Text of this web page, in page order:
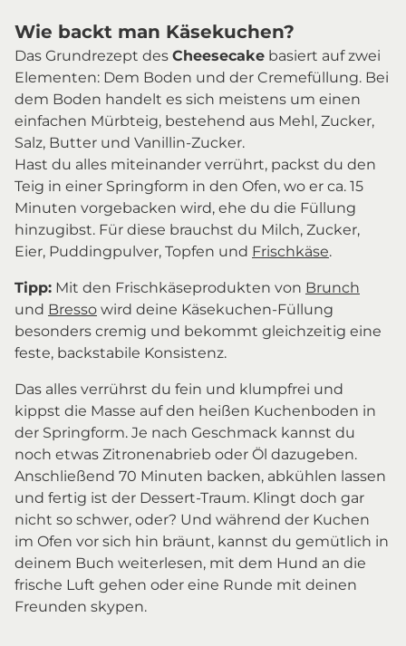
Wie backt man Käsekuchen?
Das Grundrezept des Cheesecake basiert auf zwei
Elementen: Dem Boden und der Cremefüllung. Bei
dem Boden handelt es sich meistens um einen
einfachen Mürbteig, bestehend aus Mehl, Zucker,
Salz, Butter und Vanillin-Zucker.
Hast du alles miteinander verrührt, packst du den
Teig in einer Springform in den Ofen, wo er ca. 15
Minuten vorgebacken wird, ehe du die Füllung
hinzugibst. Für diese brauchst du Milch, Zucker,
Eier, Puddingpulver, Topfen und Frischkäse.
Tipp: Mit den Frischkäseprodukten von Brunch
und Bresso wird deine Käsekuchen-Füllung
besonders cremig und bekommt gleichzeitig eine
feste, backstabile Konsistenz.
Das alles verrührst du fein und klumpfrei und
kippst die Masse auf den heißen Kuchenboden in
der Springform. Je nach Geschmack kannst du
noch etwas Zitronenabrieb oder Öl dazugeben.
Anschließend 70 Minuten backen, abkühlen lassen
und fertig ist der Dessert-Traum. Klingt doch gar
nicht so schwer, oder? Und während der Kuchen
im Ofen vor sich hin bräunt, kannst du gemütlich in
deinem Buch weiterlesen, mit dem Hund an die
frische Luft gehen oder eine Runde mit deinen
Freunden skypen.